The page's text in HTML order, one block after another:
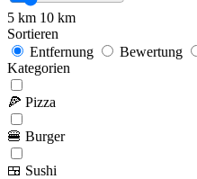
5 km 10 km
Sortieren
Entfernung
Bewertung
Kategorien
🍕 Pizza
🍔 Burger
🍱 Sushi